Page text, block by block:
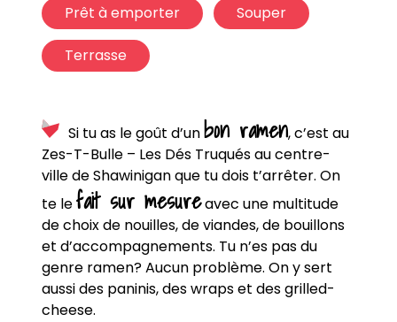
Prêt à emporter Souper
Terrasse
Si tu as le goût d’unbon ramen, c’est au
Zes-T-Bulle – Les Dés Truqués au centre-
ville de Shawinigan que tu dois t’arrêter. On
te lefait sur mesureavec une multitude
de choix de nouilles, de viandes, de bouillons
et d’accompagnements. Tu n’es pas du
genre ramen? Aucun problème. On y sert
aussi des paninis, des wraps et des grilled-
cheese.